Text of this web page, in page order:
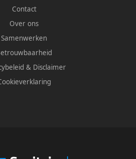
Contact
Over ons
Samenwerken
& Disclaimer